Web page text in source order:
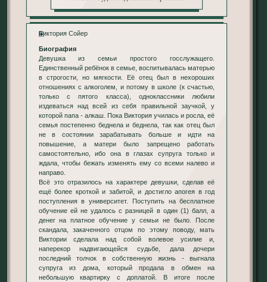
Виктория Сойер
Биография
Девушка из семьи простого госслужащего.
Единственный ребёнок в семье, воспитывалась матерью
в строгости, но мягкости. Её отец был в нехороших
отношениях с алкоголем, и потому в школе (к счастью,
только с пятого класса), одноклассники любили
издеваться над всей из себя правильной заучкой, у
которой папа - алкаш. Пока Виктория училась и росла, её
семья постепенно беднела и беднела, так как отец был
не в состоянии зарабатывать больше и идти на
повышение, а матери было запрещено работать
самостоятельно, ибо она в глазах супруга только и
ждала, чтобы бежать изменять ему со всеми налево и
направо.
Всё это отразилось на характере девушки, сделав её
ещё более кроткой и забитой, и достигло апогея в год
поступления в университет. Поступить на бесплатное
обучение ей не удалось с разницей в один (1) балл, а
денег на платное обучение у семьи не было. После
скандала, закаченного отцом по этому поводу, мать
Виктории сделала над собой волевое усилие и,
наперекор надвигающейся судьбе, дала дочери
последний толчок в собственную жизнь - выгнала
супруга из дома, который продала в обмен на
небольшую квартирку с доплатой. В итоге после